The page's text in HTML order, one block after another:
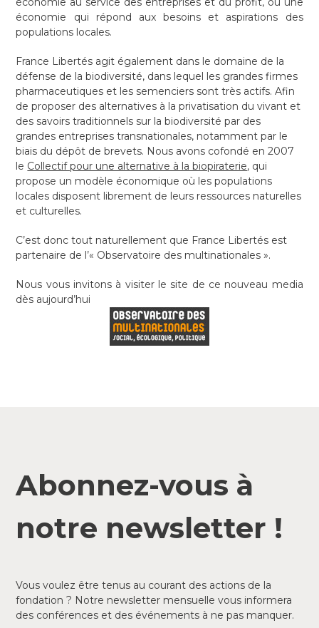
économie qui répond aux besoins et aspirations des
populations locales.
France Libertés agit également dans le domaine de la
défense de la biodiversité, dans lequel les grandes firmes
pharmaceutiques et les semenciers sont très actifs. Afin
de proposer des alternatives à la privatisation du vivant et
des savoirs traditionnels sur la biodiversité par des
grandes entreprises transnationales, notamment par le
biais du dépôt de brevets. Nous avons cofondé en 2007
le Collectif pour une alternative à la biopiraterie, qui
propose un modèle économique où les populations
locales disposent librement de leurs ressources naturelles
et culturelles.
C’est donc tout naturellement que France Libertés est
partenaire de l’« Observatoire des multinationales ».
Nous vous invitons à visiter le site de ce nouveau media
dès aujourd’hui
Abonnez-vous à
notre newsletter !
Vous voulez être tenus au courant des actions de la
fondation ? Notre newsletter mensuelle vous informera
des conférences et des événements à ne pas manquer.